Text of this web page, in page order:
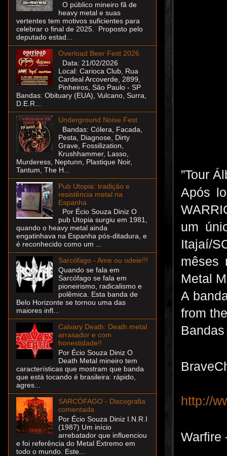
”Tour
Após
um
Itajaí/
mêses
Metal
A
from
http://
Warfire
O público mineiro fã de
heavy metal e suas
vertentes tem motivos suficientes para
celebrar o final de 2025. Proposto pelo
deputado estad...
Overload Beer Fest 2026
Data: 21/02/2026
Local: Carioca Club, Rua
Cardeal Arcoverde, 2899,
Pinheiros, São Paulo - SP
Bandas: Obituary (EUA), Vulcano, Surra,
D.E.R...
Underground Noise Fest
Bandas: Cólera, Facada,
Pesta, Diagnose, Dirty
Grave, Fossilization,
Krushhammer, Lasso,
Murderess, Neptunn, Plastique Noir,
Tantum, The H...
Pub Utopia: tradição e
resistência metal na
Espanha
Por Écio Souza Diniz O
pub Utopia surgiu em 1981,
quando o heavy metal ainda
engatinhava na Espanha pós-ditadura, e
é reconhecido como um ...
Sarcófago - Ame ou odeie!!!
Quando se fala em
Sarcófago se fala em
pioneirismo, radicalismo e
polêmica. Esta banda de
Belo Horizonte se tornou uma das
maiores infl...
Calvary Death: Death metal
arrasador e com
honestidade!!
Por Écio Souza Diniz O
Death Metal mineiro tem
características que mostram que banda
que está tocando é brasileira: rápido,
agres...
SARCÓFAGO - Discografia
comentada
Por Écio Souza Diniz I.N.R.I
(1987) Um início
arrebatador que influenciou
e foi referência do Metal Extremo em
todo o mundo. Este...